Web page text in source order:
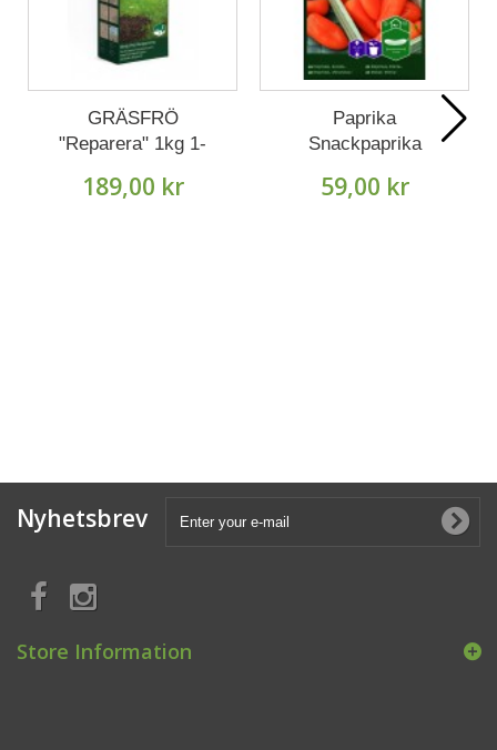
GRÄSFRÖ
"Reparera" 1kg 1-
189,00 kr
Paprika
Snackpaprika
59,00 kr
Nyhetsbrev
Store Information